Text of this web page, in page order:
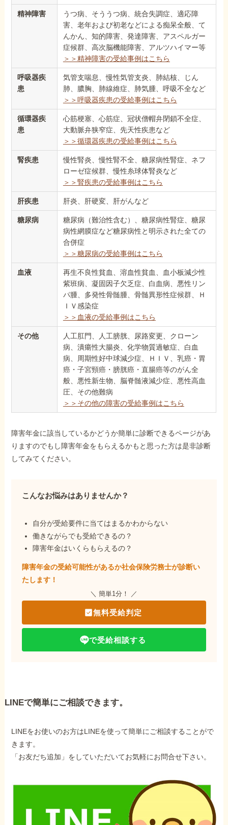
精神障害
うつ病、そううつ病、統合失調症、適応障
害、老年および初老などによる痴呆全般、て
んかん、知的障害、発達障害、アスペルガー
症候群、高次脳機能障害、アルツハイマー等
＞＞精神障害の受給事例はこちら
呼吸器疾
患
気管支喘息、慢性気管支炎、肺結核、じん
肺、膿胸、肺線維症、肺気腫、呼吸不全など
＞＞呼吸器疾患の受給事例はこちら
循環器疾
患
心筋梗塞、心筋症、冠状僧帽弁閉鎖不全症、
大動脈弁狭窄症、先天性疾患など
＞＞循環器疾患の受給事例はこちら
腎疾患
慢性腎炎、慢性腎不全、糖尿病性腎症、ネフ
ローゼ症候群、慢性糸球体腎炎など
＞＞腎疾患の受給事例はこちら
肝疾患 肝炎、肝硬変、肝がんなど
糖尿病
糖尿病（難治性含む）、糖尿病性腎症、糖尿
病性網膜症など糖尿病性と明示された全ての
合併症
＞＞糖尿病の受給事例はこちら
血液
再生不良性貧血、溶血性貧血、血小板減少性
紫班病、凝固因子欠乏症、白血病、悪性リン
パ腫、多発性骨髄腫、骨髄異形性症候群、Ｈ
ＩＶ感染症
＞＞血液の受給事例はこちら
その他
人工肛門、人工膀胱、尿路変更、クローン
病、潰瘍性大腸炎、化学物質過敏症、白血
病、周期性好中球減少症、ＨＩＶ、乳癌・胃
癌・子宮頸癌・膀胱癌・直腸癌等のがん全
般、悪性新生物、脳脊髄液減少症、悪性高血
圧、その他難病
＞＞その他の障害の受給事例はこちら
障害年金に該当しているかどうか簡単に診断できるページがあ
りますのでもし障害年金をもらえるかもと思った方は是非診断
してみてください。
こんなお悩みはありませんか？
自分が受給要件に当てはまるかわからない
働きながらでも受給できるの？
障害年金はいくらもらえるの？
障害年金の受給可能性があるか社会保険労務士が診断い
たします！
＼ 簡単1分！ ／
無料受給判定
で受給相談する
LINEで簡単にご相談できます。
LINEをお使いのお方はLINEを使って簡単にご相談することがで
きます。
「お友だち追加」をしていただいてお気軽にお問合せ下さい。